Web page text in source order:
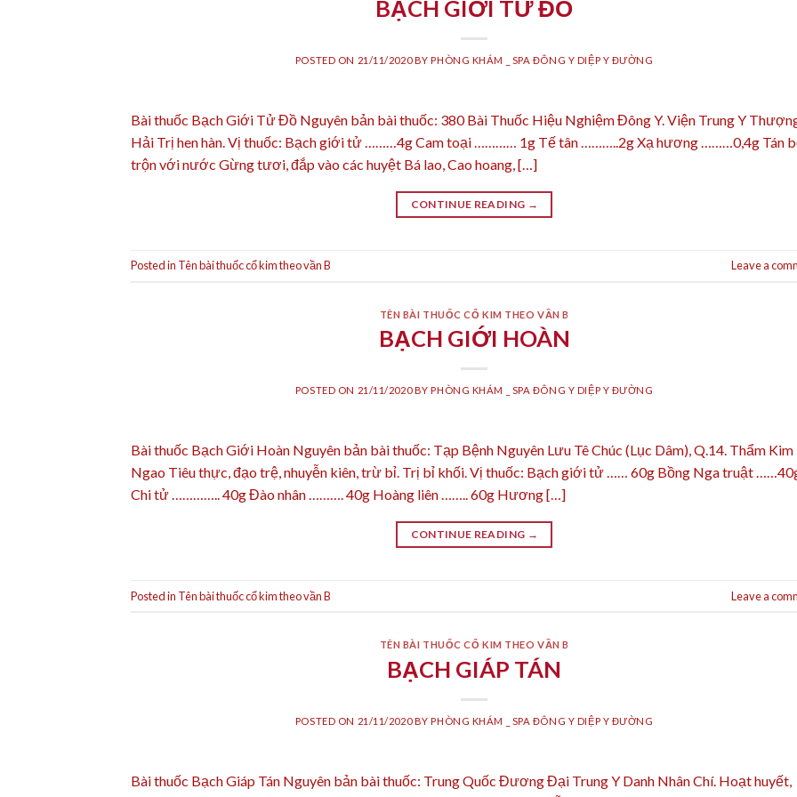
BẠCH GIỚI TỬ ĐỒ
POSTED ON 21/11/2020BYPHÒNG KHÁM _ SPA ĐÔNG Y DIỆP Y ĐƯỜNG
Bài thuốc Bạch Giới Tử Đồ Nguyên bản bài thuốc: 380 Bài Thuốc Hiệu Nghiệm Đông Y. Viện Trung Y
Hải Trị hen hàn. Vị thuốc: Bạch giới tử ………4g Cam toại ………… 1g Tế tân ………..2g Xạ hương ………0,4g Tán
trộn với nước Gừng tươi, đắp vào các huyệt Bá lao, Cao hoang, […]
CONTINUE READING →
Posted in Tên bài thuốc cổ kim theo vần B Leave a
TÊN BÀI THUỐC CỔ KIM THEO VẦN B
BẠCH GIỚI HOÀN
POSTED ON 21/11/2020BYPHÒNG KHÁM _ SPA ĐÔNG Y DIỆP Y ĐƯỜNG
Bài thuốc Bạch Giới Hoàn Nguyên bản bài thuốc: Tạp Bệnh Nguyên Lưu Tê Chúc (Lục Dâm), Q.14. Thẩm Kim
Ngao Tiêu thực, đạo trệ, nhuyễn kiên, trừ bỉ. Trị bỉ khối. Vị thuốc: Bạch giới tử …… 60g Bồng Nga truật
Chi tử ………….. 40g Đào nhân ………. 40g Hoàng liên …….. 60g Hương […]
CONTINUE READING →
Posted in Tên bài thuốc cổ kim theo vần B Leave a
TÊN BÀI THUỐC CỔ KIM THEO VẦN B
BẠCH GIÁP TÁN
POSTED ON 21/11/2020BYPHÒNG KHÁM _ SPA ĐÔNG Y DIỆP Y ĐƯỜNG
Bài thuốc Bạch Giáp Tán Nguyên bản bài thuốc: Trung Quốc Đương Đại Trung Y Danh Nhân Chí. Hoạt huyết,